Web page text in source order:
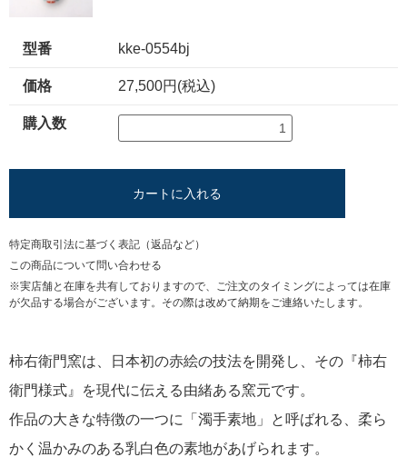
型番 kke-0554bj
価格 27,500円(税込)
購入数
カートに入れる
特定商取引法に基づく表記（返品など）
この商品について問い合わせる
※実店舗と在庫を共有しておりますので、ご注文のタイミングによっては在庫
が欠品する場合がございます。その際は改めて納期をご連絡いたします。
柿右衛門窯は、日本初の赤絵の技法を開発し、その『柿右
衛門様式』を現代に伝える由緒ある窯元です。
作品の大きな特徴の一つに「濁手素地」と呼ばれる、柔ら
かく温かみのある乳白色の素地があげられます。